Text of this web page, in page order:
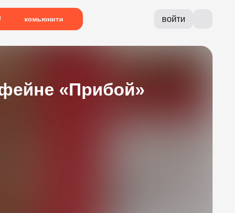
комьюнити войти
«Прибой»